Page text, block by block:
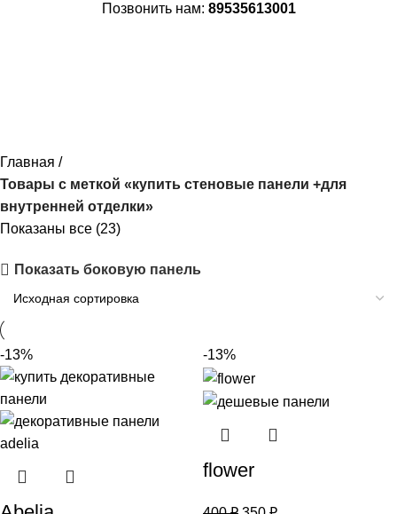
Позвонить нам: 89535613001
Главная
Товары с меткой «купить стеновые панели +для
внутренней отделки»
Показаны все (23)
Показать боковую панель
-13% -13%
flower